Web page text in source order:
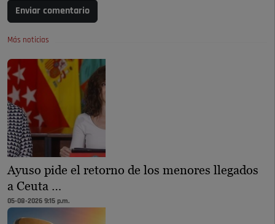
Enviar comentario
Más noticias
Ayuso pide el retorno de los menores llegados
a Ceuta …
05-08-2026 9:15 p.m.